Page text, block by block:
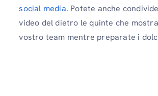
social media. Potete anche
video del dietro le quinte che
vostro team mentre preparate i